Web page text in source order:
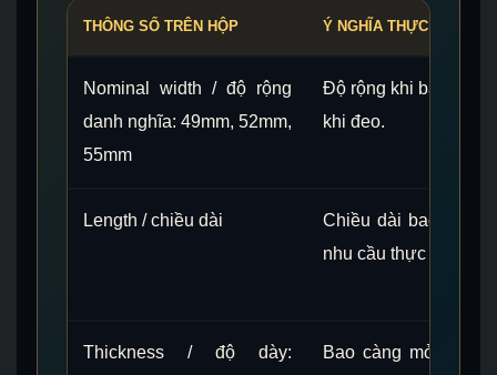
THÔNG SỐ TRÊN HỘP Ý NGHĨA THỰC TẾ
Nominal width / độ rộng
danh nghĩa: 49mm, 52mm,
55mm
Độ rộng khi bao
khi đeo.
Length / chiều dài
Chiều dài bao khi
nhu cầu thực tế của
Thickness / độ dày:
Bao càng mỏng